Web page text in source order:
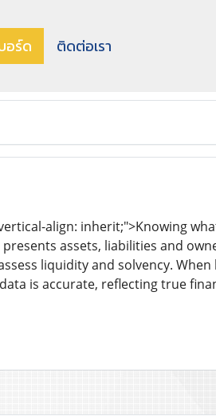
อร์ด ติดต่อเรา
align: inherit;">Knowing
assets, liabilities and
liquidity and solvency.
is accurate, reflecting true